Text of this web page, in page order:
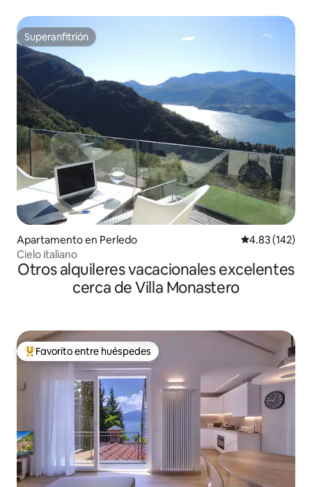
Superanfitrión
Superanfitrión
Apartamento en Perledo Calificación
4.83 (142)
Cielo italiano
Otros alquileres vacacionales excelentes
cerca de Villa Monastero
Favorito entre huéspedes preferido
Favorito entre huéspedes